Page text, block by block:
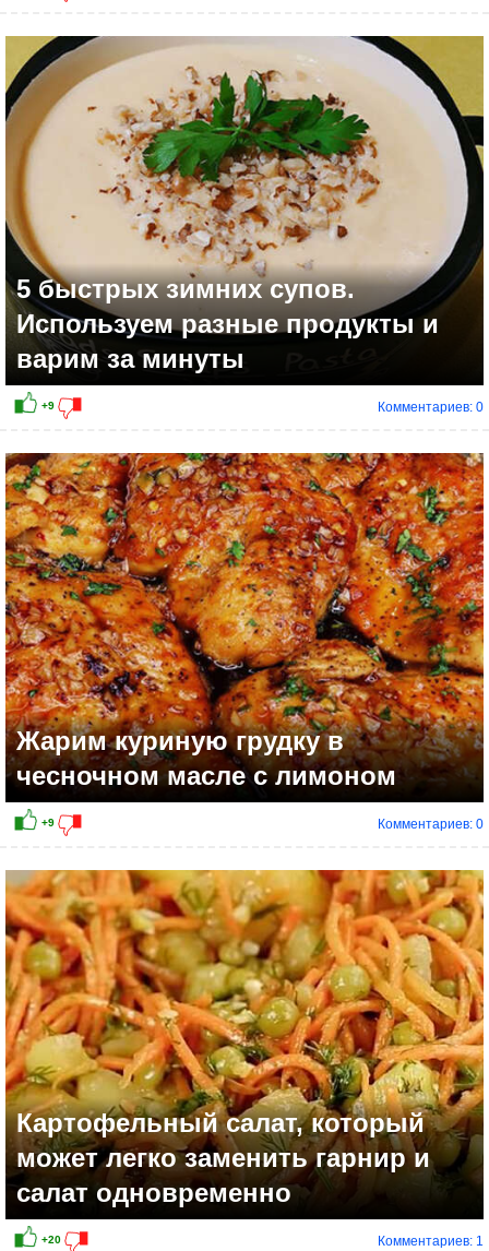
+22
+12
5 быстрых зимних супов.
Используем разные продукты и
варим за минуты
Комментариев: 0
Жарим куриную грудку в
чесночном масле с лимоном
Комментариев: 0
Картофельный салат, который
может легко заменить гарнир и
салат одновременно
Комментариев: 1